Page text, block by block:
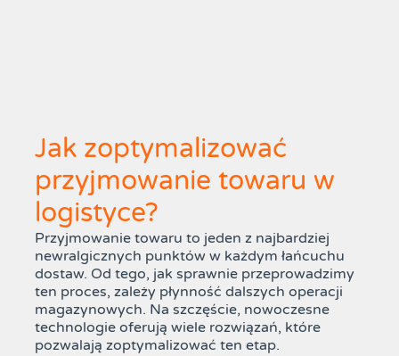
Jak zoptymalizować
przyjmowanie towaru w
logistyce?
Przyjmowanie towaru to jeden z najbardziej
newralgicznych punktów w każdym łańcuchu
dostaw. Od tego, jak sprawnie przeprowadzimy
ten proces, zależy płynność dalszych operacji
magazynowych. Na szczęście, nowoczesne
technologie oferują wiele rozwiązań, które
pozwalają zoptymalizować ten etap.